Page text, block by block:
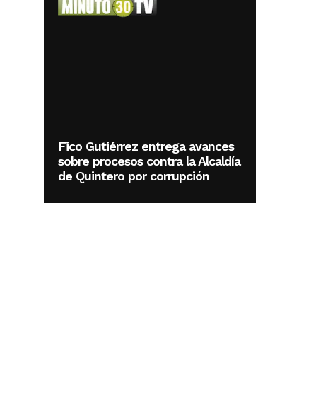
Fico Gutiérrez entrega avances
sobre procesos contra la Alcaldía
de Quintero por corrupción